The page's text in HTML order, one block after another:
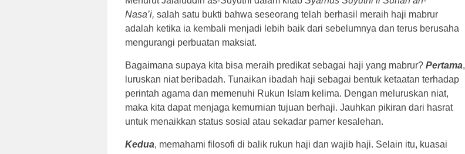
Nasa’i, salah satu bukti bahwa seseorang telah berhasil meraih haji mabrur
adalah ketika ia kembali menjadi lebih baik dari sebelumnya dan terus berusaha
mengurangi perbuatan maksiat.
Bagaimana supaya kita bisa meraih predikat sebagai haji yang mabrur? Pertama,
luruskan niat beribadah. Tunaikan ibadah haji sebagai bentuk ketaatan terhadap
perintah agama dan memenuhi Rukun Islam kelima. Dengan meluruskan niat,
maka kita dapat menjaga kemurnian tujuan berhaji. Jauhkan pikiran dari hasrat
untuk menaikkan status sosial atau sekadar pamer kesalehan.
Kedua, memahami filosofi di balik rukun haji dan wajib haji. Selain itu, kuasai